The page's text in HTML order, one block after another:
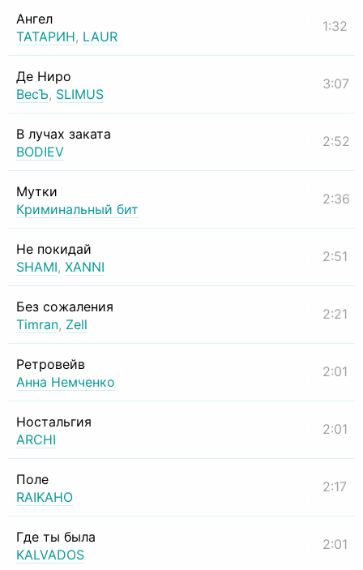
Ангел
ТАТАРИН, LAUR
1:32
Де Ниро
ВесЪ, SLIMUS
3:07
В лучах заката
BODIEV
2:52
Мутки
Криминальный бит
2:36
Не покидай
SHAMI, XANNI
2:51
Без сожаления
Timran, Zell
2:21
Ретровейв
Анна Немченко
2:01
Ностальгия
ARCHI
2:01
Поле
RAIKAHO
2:17
Где ты была
KALVADOS
2:01